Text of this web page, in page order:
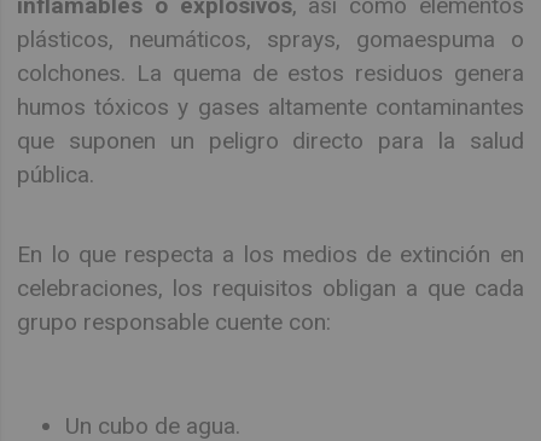
plásticos, neumáticos, sprays, gomaespuma o
colchones. La quema de estos residuos genera
humos tóxicos y gases altamente contaminantes
que suponen un peligro directo para la salud
pública.
En lo que respecta a los medios de extinción en
celebraciones, los requisitos obligan a que cada
grupo responsable cuente con:
Un cubo de agua.